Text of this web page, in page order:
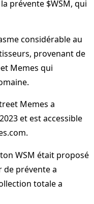
prévente $WSM, qui
considérable au
provenant de
Memes qui
Memes a
et est accessible
WSM était proposé
de prévente a
totale a